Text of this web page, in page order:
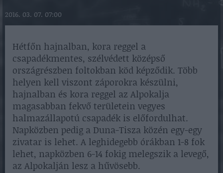
2016. 03. 07. 07:00
Hétfőn hajnalban, kora reggel a
csapadékmentes, szélvédett középső
országrészben foltokban köd képződik. Több
helyen kell viszont záporokra készülni,
hajnalban és kora reggel az Alpokalja
magasabban fekvő területein vegyes
halmazállapotú csapadék is előfordulhat.
Napközben pedig a Duna-Tisza közén egy-egy
zivatar is lehet. A leghidegebb órákban 1-8 fok
lehet, napközben 6-14 fokig melegszik a levegő,
az Alpokalján lesz a hűvösebb.